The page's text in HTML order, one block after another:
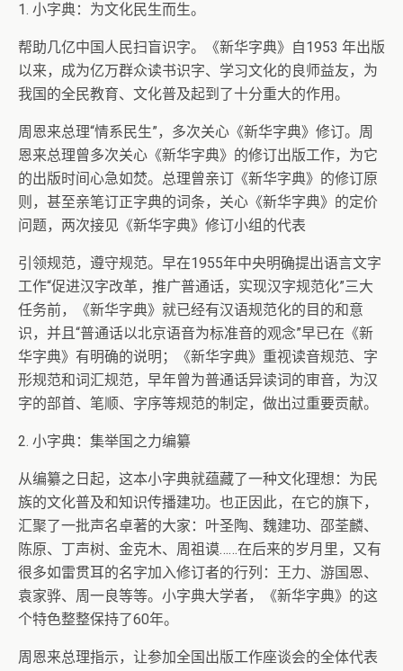
1. 小字典：为文化民生而生。
帮助几亿中国人民扫盲识字。《新华字典》自1953 年出版
以来，成为亿万群众读书识字、学习文化的良师益友，为
我国的全民教育、文化普及起到了十分重大的作用。
周恩来总理“情系民生”，多次关心《新华字典》修订。周
恩来总理曾多次关心《新华字典》的修订出版工作，为它
的出版时间心急如焚。总理曾亲订《新华字典》的修订原
则，甚至亲笔订正字典的词条，关心《新华字典》的定价
问题，两次接见《新华字典》修订小组的代表
引领规范，遵守规范。早在1955年中央明确提出语言文字
工作“促进汉字改革，推广普通话，实现汉字规范化”三大
任务前，《新华字典》就已经有汉语规范化的目的和意
识，并且“普通话以北京语音为标准音的观念”早已在《新
华字典》有明确的说明；《新华字典》重视读音规范、字
形规范和词汇规范，早年曾为普通话异读词的审音，为汉
字的部首、笔顺、字序等规范的制定，做出过重要贡献。
2. 小字典：集举国之力编纂
从编纂之日起，这本小字典就蕴藏了一种文化理想：为民
族的文化普及和知识传播建功。也正因此，在它的旗下，
汇聚了一批声名卓著的大家：叶圣陶、魏建功、邵荃麟、
陈原、丁声树、金克木、周祖谟……在后来的岁月里，又有
很多如雷贯耳的名字加入修订者的行列：王力、游国恩、
袁家骅、周一良等等。小字典大学者，《新华字典》的这
个特色整整保持了60年。
周恩来总理指示，让参加全国出版工作座谈会的全体代表